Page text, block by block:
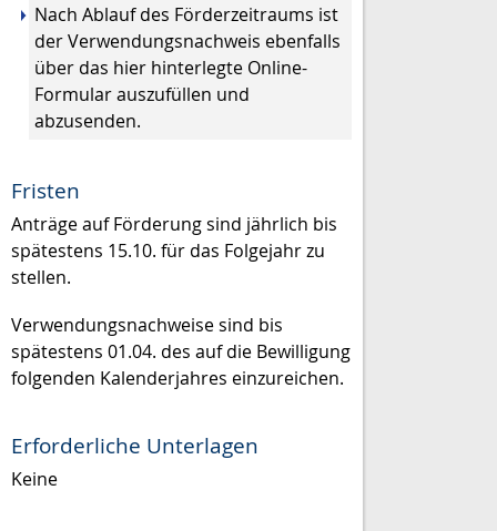
Nach Ablauf des Förderzeitraums ist
der Verwendungsnachweis ebenfalls
über das hier hinterlegte Online-
Formular auszufüllen und
abzusenden.
Fristen
Anträge auf Förderung sind jährlich bis
spätestens 15.10. für das Folgejahr zu
stellen.
Verwendungsnachweise sind bis
spätestens 01.04. des auf die Bewilligung
folgenden Kalenderjahres einzureichen.
Erforderliche Unterlagen
Keine